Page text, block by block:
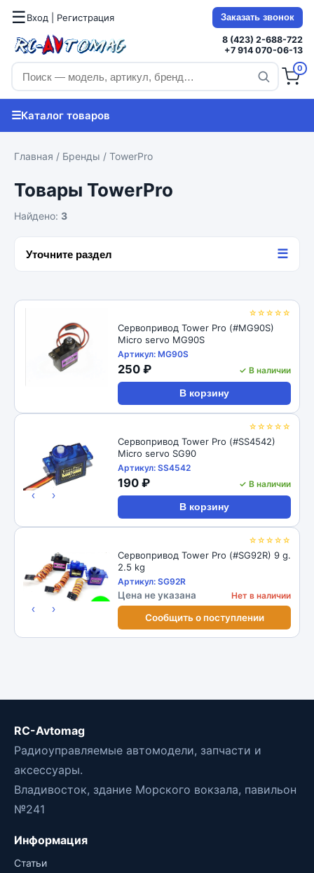
☰Вход | Регистрация Заказать звонок
8 (423) 2-688-722
+7 914 070-06-13
0
☰Каталог товаров
Главная / Бренды / TowerPro
Товары TowerPro
Найдено: 3
Уточните раздел ☰
☆☆☆☆☆
Сервопривод Tower Pro (#MG90S)
Micro servo MG90S
Артикул: MG90S
250 ₽ ✓ В наличии
В корзину
☆☆☆☆☆
‹ ›
Сервопривод Tower Pro (#SS4542)
Micro servo SG90
Артикул: SS4542
190 ₽ ✓ В наличии
В корзину
☆☆☆☆☆
‹ ›
Сервопривод Tower Pro (#SG92R) 9 g.
2.5 kg
Артикул: SG92R
Цена не указана Нет в наличии
Сообщить о поступлении
RC-Avtomag
Радиоуправляемые автомодели, запчасти и
аксессуары.
Владивосток, здание Морского вокзала, павильон
№241
Информация
Статьи